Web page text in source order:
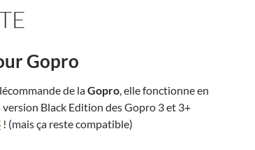
Gopro
de laGopro, elle fonctionne en
Black Edition des Gopro 3 et 3+
! (mais ça reste compatible)